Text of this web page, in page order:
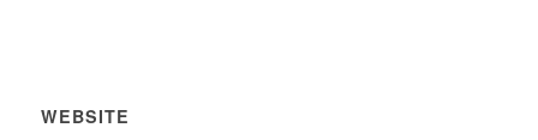
WEBSITE